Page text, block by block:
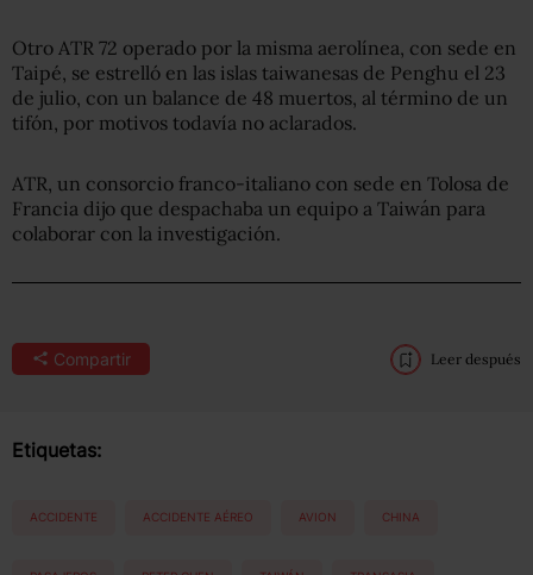
Otro ATR 72 operado por la misma aerolínea, con sede en
Taipé, se estrelló en las islas taiwanesas de Penghu el 23
de julio, con un balance de 48 muertos, al término de un
tifón, por motivos todavía no aclarados.
ATR, un consorcio franco-italiano con sede en Tolosa de
Francia dijo que despachaba un equipo a Taiwán para
colaborar con la investigación.
Compartir Leer después
Etiquetas:
ACCIDENTE ACCIDENTE AÉREO AVION CHINA